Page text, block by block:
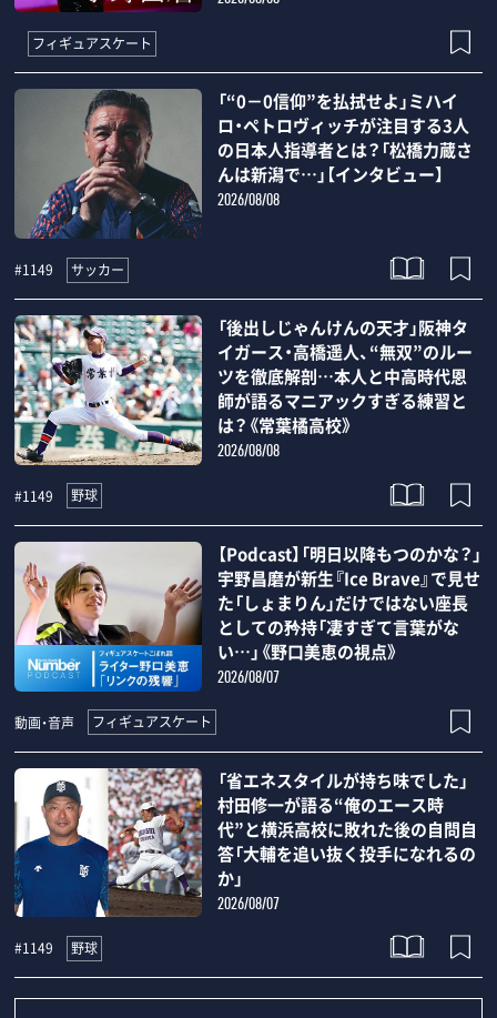
フィギュアスケート
「“0－0信仰”を払拭せよ」ミハイ
ロ・ペトロヴィッチが注目する3人
の日本人指導者とは？「松橋力蔵さ
んは新潟で…」【インタビュー】
2026/08/08
#1149 サッカー
「後出しじゃんけんの天才」阪神タ
イガース・高橋遥人、“無双”のルー
ツを徹底解剖…本人と中高時代恩
師が語るマニアックすぎる練習と
は？《常葉橘高校》
2026/08/08
#1149 野球
【Podcast】「明日以降もつのかな？」
宇野昌磨が新生『Ice Brave』で見せ
た「しょまりん」だけではない座長
としての矜持「凄すぎて言葉がな
い…」《野口美恵の視点》
2026/08/07
動画・音声 フィギュアスケート
「省エネスタイルが持ち味でした」
村田修一が語る“俺のエース時
代”と横浜高校に敗れた後の自問自
答「大輔を追い抜く投手になれるの
か」
2026/08/07
#1149 野球